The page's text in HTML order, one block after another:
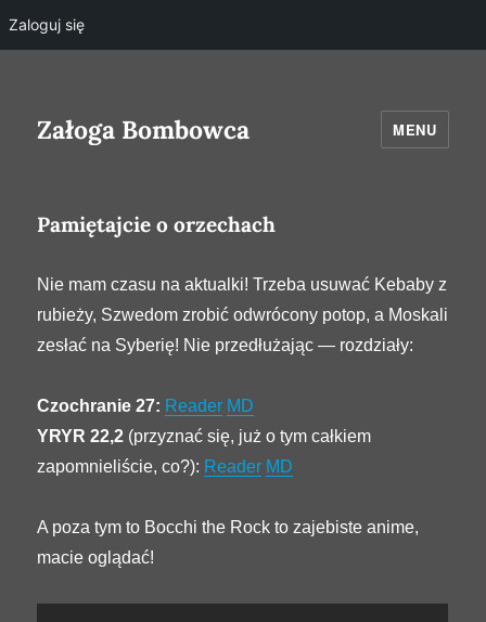
Zaloguj się
Załoga Bombowca MENU
Pamiętajcie o orzechach
Nie mam czasu na aktualki! Trzeba usuwać Kebaby z
rubieży, Szwedom zrobić odwrócony potop, a Moskali
zesłać na Syberię! Nie przedłużając — rozdziały:
Czochranie 27: Reader MD
YRYR 22,2 (przyznać się, już o tym całkiem
zapomnieliście, co?): Reader MD
A poza tym to Bocchi the Rock to zajebiste anime,
macie oglądać!